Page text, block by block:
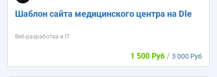
Шаблон сайта медицинского центра на Dle
Веб-разработка и IT
1 500 Руб / 3 000 Руб